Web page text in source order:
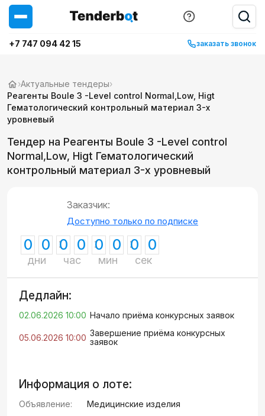
+7 747 094 42 15 заказать звонок
›Актуальные тендеры›
Реагенты Boule 3 -Level control Normal,Low, Higt
Гематологический контрольный материал 3-х
уровневый
Тендер на Реагенты Boule 3 -Level control
Normal,Low, Higt Гематологический
контрольный материал 3-х уровневый
Заказчик:
Доступно только по подписке
0 0
дни
0 0
час
0 0
мин
0 0
сек
Дедлайн:
02.06.2026 10:00 Начало приёма конкурсных заявок
05.06.2026 10:00 Завершение приёма конкурсных
заявок
Информация о лоте:
Объявление:
Медицинские изделия